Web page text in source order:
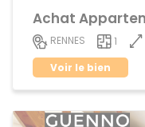
RENNES 1
Voir le bien